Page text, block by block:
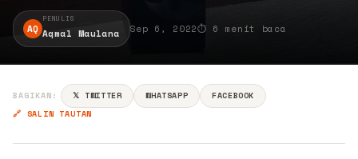
AQ
PENULIS
Aqmal Maulana Sep 6, 2022⏱ 6 menit baca
BAGIKAN: 𝕏 TWITTER WHATSAPP
FACEBOOK
🔗 SALIN TAUTAN